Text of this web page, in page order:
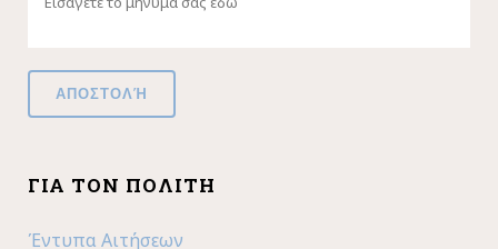
ΓΙΑ ΤΟΝ ΠΟΛΊΤΗ
Έντυπα Αιτήσεων